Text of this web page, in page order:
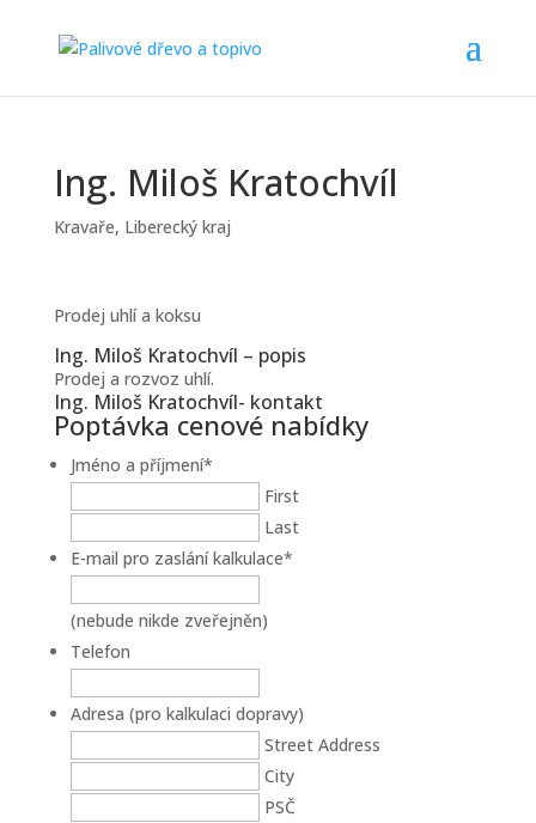
Ing. Miloš Kratochvíl
Kravaře, Liberecký kraj
Prodej uhlí a koksu
Ing. Miloš Kratochvíl – popis
Prodej a rozvoz uhlí.
Ing. Miloš Kratochvíl- kontakt
Poptávka cenové nabídky
Jméno a příjmení*
First
Last
E-mail pro zaslání kalkulace*
(nebude nikde zveřejněn)
Telefon
Adresa (pro kalkulaci dopravy)
Street Address
City
PSČ